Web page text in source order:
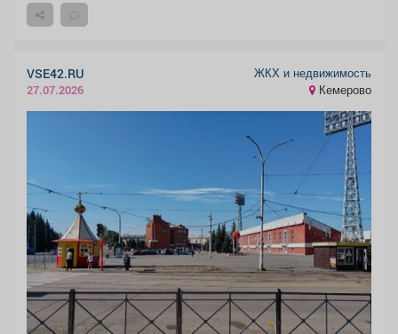
VSE42.RU
27.07.2026
ЖКХ и недвижимость
Кемерово